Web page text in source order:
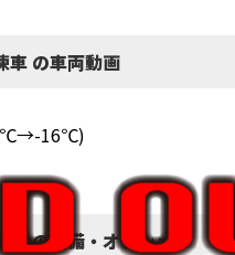
の車両動画
16℃)
の装備・オプション